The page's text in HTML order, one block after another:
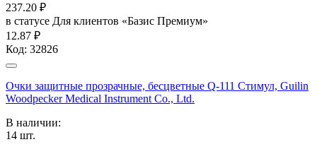
237.20 ₽
в статусе Для клиентов «Базис Премиум»
12.87 ₽
Код: 32826
Очки защитные прозрачные, бесцветные Q-111 Стимул, Guilin
Woodpecker Medical Instrument Co., Ltd.
В наличии:
14 шт.